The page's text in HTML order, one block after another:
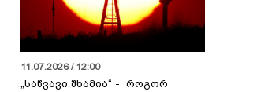
11.07.2026 / 12:00
„საწვავი შხამია“ - როგორ